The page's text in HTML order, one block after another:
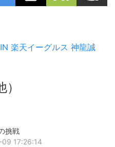
楽天イーグルス 神龍誠
挑戦
17:26:14